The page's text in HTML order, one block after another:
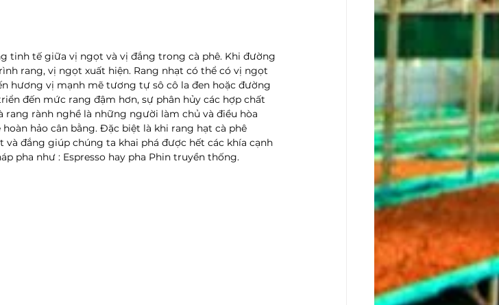
tinh tế giữa vị ngọt và vị đắng trong cà phê. Khi đường
rang, vị ngọt xuất hiện. Rang nhạt có thể có vị ngọt
hương vị mạnh mẽ tương tự sô cô la đen hoặc đường
đến mức rang đậm hơn, sự phân hủy các hợp chất
rành nghề là những người làm chủ và điều hòa
hảo cân bằng. Đặc biệt là khi rang hạt cà phê
và đắng giúp chúng ta khai phá được hết các khía cạnh
pha như : Espresso hay pha Phin truyền thống.